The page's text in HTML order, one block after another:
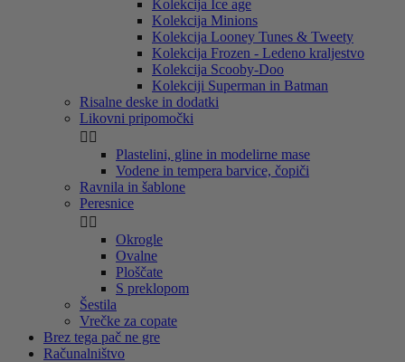
Kolekcija Ice age
Kolekcija Minions
Kolekcija Looney Tunes & Tweety
Kolekcija Frozen - Ledeno kraljestvo
Kolekcija Scooby-Doo
Kolekciji Superman in Batman
Risalne deske in dodatki
Likovni pripomočki
 
Plastelini, gline in modelirne mase
Vodene in tempera barvice, čopiči
Ravnila in šablone
Peresnice
 
Okrogle
Ovalne
Ploščate
S preklopom
Šestila
Vrečke za copate
Brez tega pač ne gre
Računalništvo